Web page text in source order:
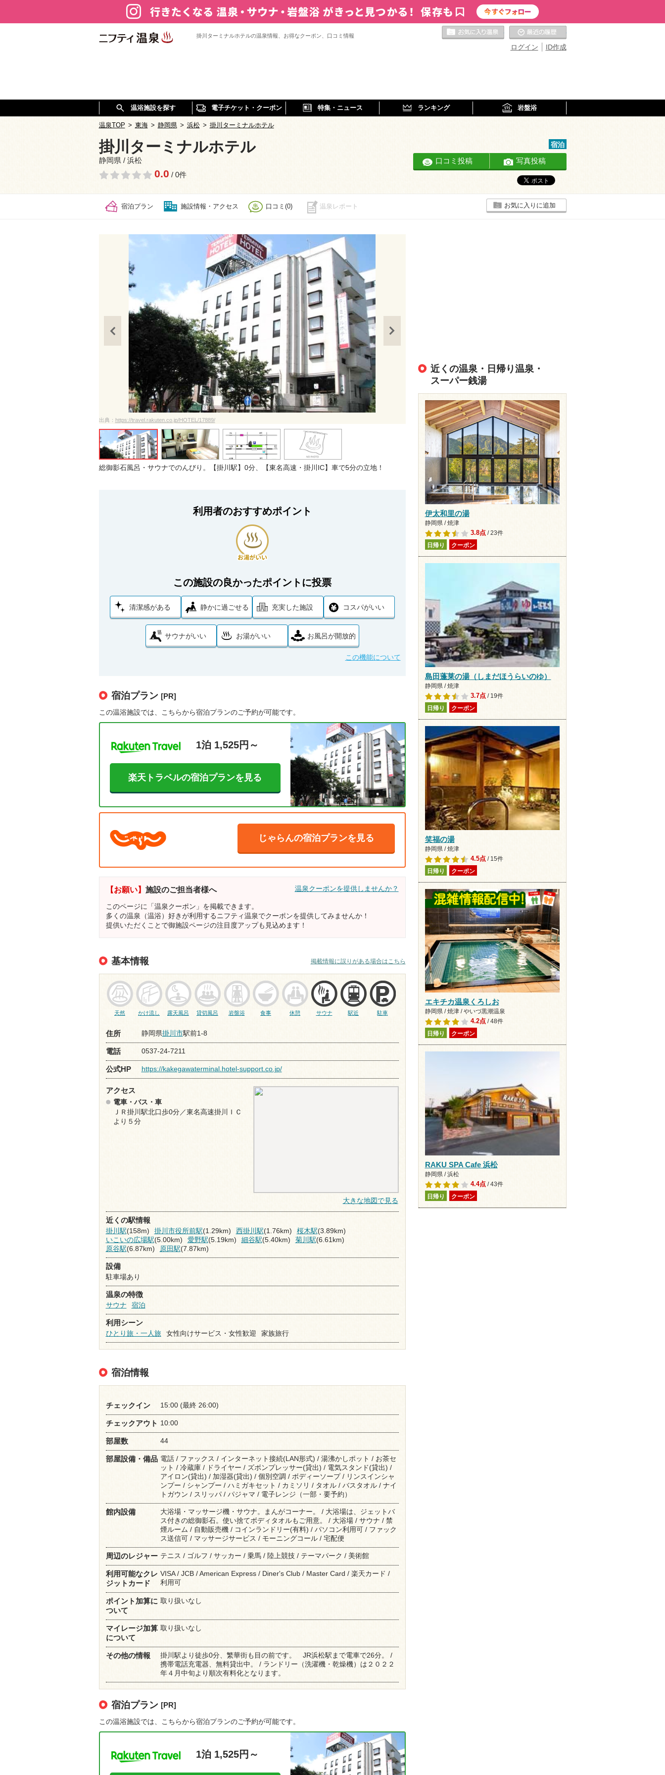
掛川ターミナルホテルの温泉情報、お得なクーポン、口コミ情報
ID作成
ログイン
お気に入りの温泉
温浴施設を探す 電子チケット・クーポン 特集・ニュース ランキング 岩盤浴
温泉TOP > 東海 > 静岡県 > 浜松 > 掛川ターミナルホテル
掛川ターミナルホテル
静岡県 / 浜松
0.0 / 0件
宿泊
口コミ投稿 写真投稿
宿泊プラン 施設情報・アクセス 口コミ(0) 温泉レポート お気に入りに追加
出典： https://travel.rakuten.co.jp/HOTEL/17889/ https://travel.rakuten.co.jp/HOTEL/17889/
総御影石風呂・サウナでのんびり。【掛川駅】0分、【東名高速・掛川IC】車で5分の立地！
利用者のおすすめポイント
この施設の良かったポイントに投票
清潔感がある 静かに過ごせる 充実した施設 コスパがいい
サウナがいい お湯がいい お風呂が開放的
この機能について
宿泊プラン [PR]
この温浴施設では、こちらから宿泊プランのご予約が可能です。
1泊 1,525円～
楽天トラベルの宿泊プランを見る
じゃらんの宿泊プランを見る
【お願い】 施設のご担当者様へ 温泉クーポンを提供しませんか？
このページに「温泉クーポン」を掲載できます。
多くの温泉（温浴）好きが利用するニフティ温泉でクーポンを提供してみませんか！
提供いただくことで御施設ページの注目度アップも見込めます！
基本情報 掲載情報に誤りがある場合はこちら
天然 かけ流し 露天風呂 貸切風呂 岩盤浴 食事 休憩 サウナ 駅近 駐車
住所 静岡県掛川市駅前1-8
電話 0537-24-7211
公式HP https://kakegawaterminal.hotel-support.co.jp/
アクセス
電車・バス・車
ＪＲ掛川駅北口歩0分／東名高速掛川ＩＣ
より５分
大きな地図で見る
近くの駅情報
掛川駅(158m) 掛川市役所前駅(1.29km) 西掛川駅(1.76km) 桜木駅(3.89km)
いこいの広場駅(5.00km) 愛野駅(5.19km) 細谷駅(5.40km) 菊川駅(6.61km)
原谷駅(6.87km) 原田駅(7.87km)
設備
駐車場あり
温泉の特徴
サウナ
宿泊
利用シーン
ひとり旅・一人旅
女性向けサービス・女性歓迎 家族旅行
宿泊情報
チェックイン 15:00 (最終 26:00)
チェックアウト 10:00
部屋数 44
部屋設備・備品 電話 / ファックス / インターネット接続(LAN形式) / 湯沸かしポット / お茶セ
ット / 冷蔵庫 / ドライヤー / ズボンプレッサー(貸出) / 電気スタンド(貸出) /
アイロン(貸出) / 加湿器(貸出) / 個別空調 / ボディーソープ / リンスインシャ
ンプー / シャンプー / ハミガキセット / カミソリ / タオル / バスタオル / ナイ
トガウン / スリッパ / パジャマ / 電子レンジ（一部・要予約）
館内設備
大浴場・マッサージ機・サウナ。まんがコーナー。 / 大浴場は、ジェットバ
ス付きの総御影石。使い捨てボディタオルもご用意。 / 大浴場 / サウナ / 禁
煙ルーム / 自動販売機 / コインランドリー(有料) / パソコン利用可 / ファック
ス送信可 / マッサージサービス / モーニングコール / 宅配便
周辺のレジャー テニス / ゴルフ / サッカー / 乗馬 / 陸上競技 / テーマパーク / 美術館
利用可能なクレ
ジットカード
VISA / JCB / American Express / Diner's Club / Master Card / 楽天カード /
利用可
ポイント加算に
ついて
取り扱いなし
マイレージ加算
について
取り扱いなし
その他の情報
掛川駅より徒歩0分、繁華街も目の前です。 JR浜松駅まで電車で26分。 /
携帯電話充電器、無料貸出中。 / ランドリー（洗濯機・乾燥機）は２０２２
年４月中旬より順次有料化となります。
宿泊プラン [PR]
この温浴施設では、こちらから宿泊プランのご予約が可能です。
1泊 1,525円～
近くの温泉・日帰り温泉・
スーパー銭湯
伊太和里の湯
静岡県 / 焼津
3.8点/ 23件
日帰り クーポン
島田蓬莱の湯（しまだほうらいのゆ）
静岡県 / 焼津
3.7点/ 19件
日帰り クーポン
笑福の湯
静岡県 / 焼津
4.5点/ 15件
日帰り クーポン
エキチカ温泉くろしお
静岡県 / 焼津 / やいづ黒潮温泉
4.2点/ 48件
日帰り クーポン
RAKU SPA Cafe 浜松
静岡県 / 浜松
4.4点/ 43件
日帰り クーポン